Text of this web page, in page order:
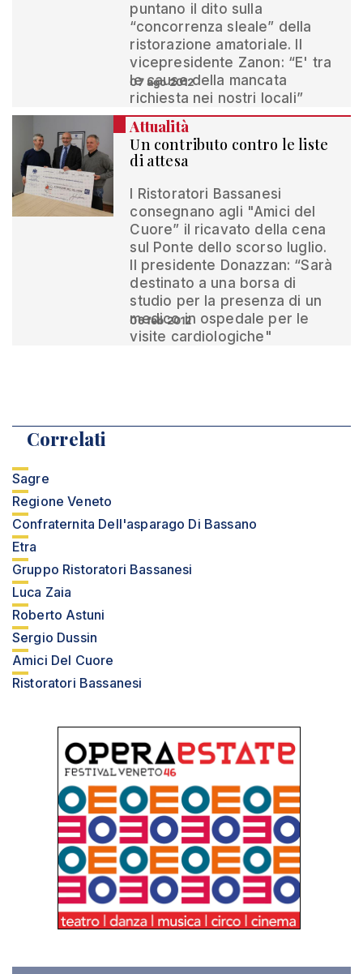
puntano il dito sulla
“concorrenza sleale” della
ristorazione amatoriale. Il
vicepresidente Zanon: “E' tra
le cause della mancata
richiesta nei nostri locali”
07 ago 2012
Attualità
Un contributo contro le liste
di attesa
I Ristoratori Bassanesi
consegnano agli "Amici del
Cuore” il ricavato della cena
sul Ponte dello scorso luglio.
Il presidente Donazzan: “Sarà
destinato a una borsa di
studio per la presenza di un
medico in ospedale per le
visite cardiologiche"
06 feb 2012
Correlati
Sagre
Regione Veneto
Confraternita Dell'asparago Di Bassano
Etra
Gruppo Ristoratori Bassanesi
Luca Zaia
Roberto Astuni
Sergio Dussin
Amici Del Cuore
Ristoratori Bassanesi